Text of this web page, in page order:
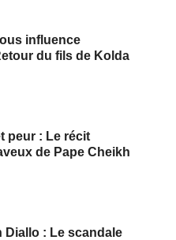
influence
du fils de Kolda
peur : Le récit
de Pape Cheikh
Diallo : Le scandale